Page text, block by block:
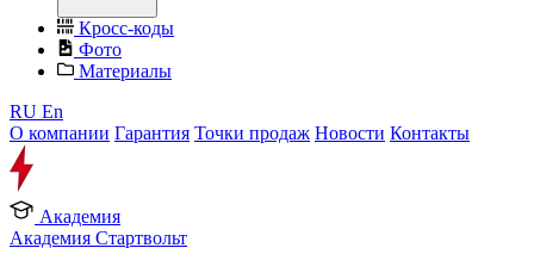
Кросс-коды
Фото
Материалы
RU En
О компании Гарантия Точки продаж Новости Контакты
Академия
Академия Стартвольт